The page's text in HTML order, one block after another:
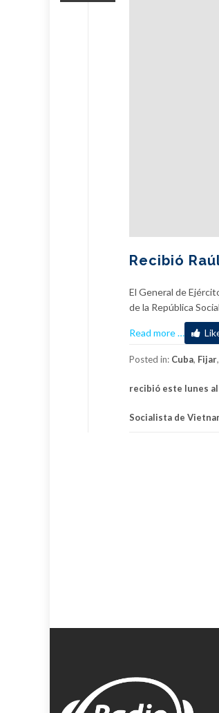
Recibió
El General de
de la República
Read more
about
Recibió
Raúl
al
de
…
Posted in: Cuba, Fijar,
recibió este lunes
Socialista de